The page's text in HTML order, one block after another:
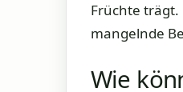
Früchte
mangelnde
Wie